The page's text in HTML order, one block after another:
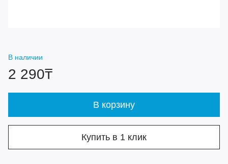
В наличии
2 290₸
В корзину
Купить в 1 клик